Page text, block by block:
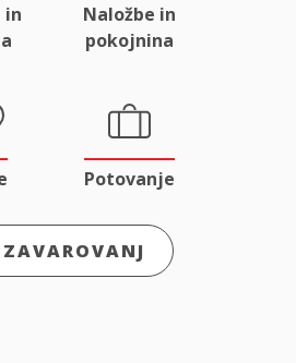
in
Naložbe in
pokojnina
Potovanje
ZAVAROVANJ